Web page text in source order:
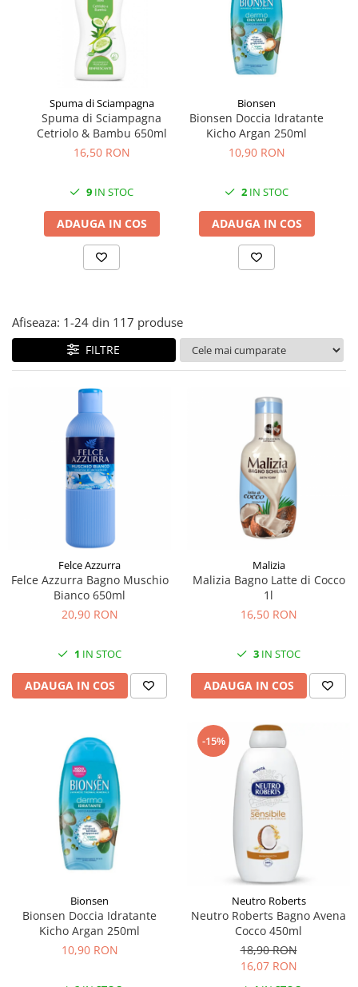
Condimente & Sare
Zahăr & Îndulcitori
Lapte & Condensat
Gran Cucina
Creme & Esente
Paste Italiene
Spuma di Sciampagna
Spuma di Sciampagna
Cetriolo & Bambu 650ml
16,50 RON
9 IN STOC
ADAUGA IN COS
Bionsen
Bionsen Doccia Idratante
Kicho Argan 250ml
10,90 RON
2 IN STOC
ADAUGA IN COS
Afiseaza: 1-24 din 117 produse
FILTRE
Felce Azzurra
Felce Azzurra Bagno Muschio
Bianco 650ml
20,90 RON
1 IN STOC
ADAUGA IN COS
Malizia
Malizia Bagno Latte di Cocco
1l
16,50 RON
3 IN STOC
ADAUGA IN COS
Bionsen
Bionsen Doccia Idratante
Kicho Argan 250ml
10,90 RON
-15%
Neutro Roberts
Neutro Roberts Bagno Avena
Cocco 450ml
18,90 RON
16,07 RON